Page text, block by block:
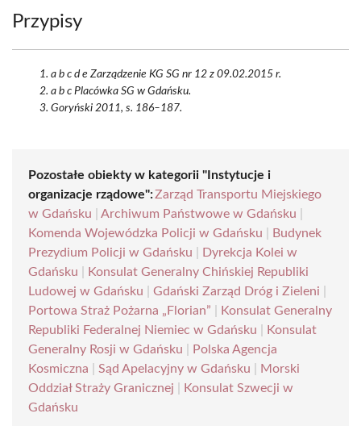
Przypisy
a b c d e Zarządzenie KG SG nr 12 z 09.02.2015 r.
a b c Placówka SG w Gdańsku.
Goryński 2011, s. 186–187.
Pozostałe obiekty w kategorii "Instytucje i
organizacje rządowe":Zarząd Transportu Miejskiego
w Gdańsku
Archiwum Państwowe w Gdańsku
Komenda Wojewódzka Policji w Gdańsku
Budynek
Prezydium Policji w Gdańsku
Dyrekcja Kolei w
Gdańsku
Konsulat Generalny Chińskiej Republiki
Ludowej w Gdańsku
Gdański Zarząd Dróg i Zieleni
Portowa Straż Pożarna „Florian”
Konsulat Generalny
Republiki Federalnej Niemiec w Gdańsku
Konsulat
Generalny Rosji w Gdańsku
Polska Agencja
Kosmiczna
Sąd Apelacyjny w Gdańsku
Morski
Oddział Straży Granicznej
Konsulat Szwecji w
Gdańsku